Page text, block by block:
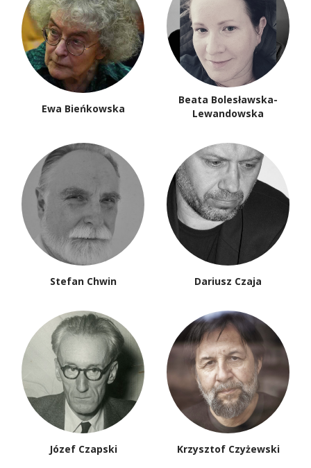
Basil Kerski Jarosław Klejnocki
Jan Maria Kłoczowski Piotr Kłoczowski
Paweł Kłoczowski
Andrzej Stanisław